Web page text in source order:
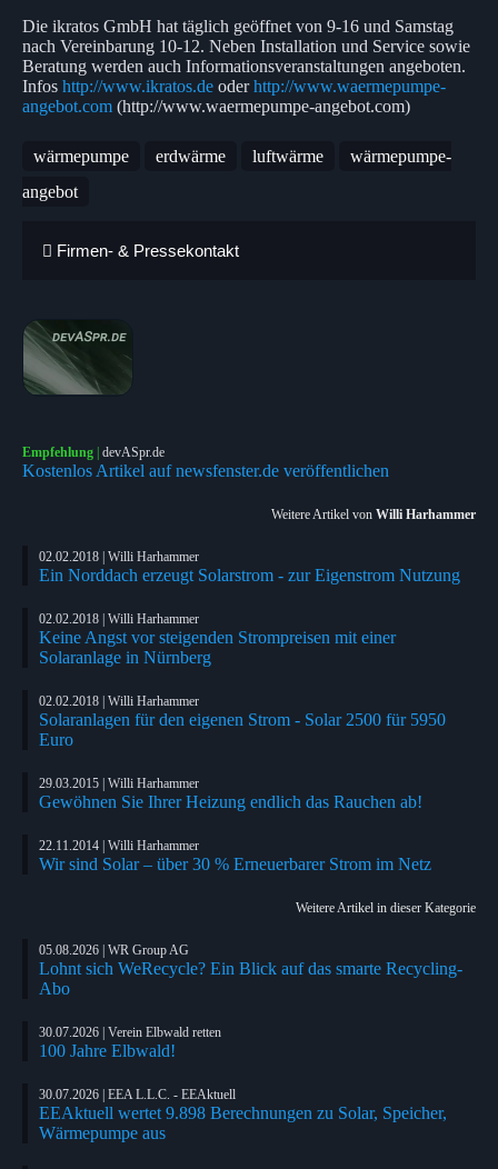
Die ikratos GmbH hat täglich geöffnet von 9-16 und Samstag
nach Vereinbarung 10-12. Neben Installation und Service sowie
Beratung werden auch Informationsveranstaltungen angeboten.
Infos http://www.ikratos.de oderhttp://www.waermepumpe-
angebot.com (http://www.waermepumpe-angebot.com)
wärmepumpe erdwärme luftwärme
wärmepumpe-
angebot
Firmen- & Pressekontakt
Empfehlung | devASpr.de
Kostenlos Artikel auf newsfenster.de veröffentlichen
Weitere Artikel von Willi Harhammer
02.02.2018 | Willi Harhammer
Ein Norddach erzeugt Solarstrom - zur Eigenstrom Nutzung
02.02.2018 | Willi Harhammer
Keine Angst vor steigenden Strompreisen mit einer
Solaranlage in Nürnberg
02.02.2018 | Willi Harhammer
Solaranlagen für den eigenen Strom - Solar 2500 für 5950
Euro
29.03.2015 | Willi Harhammer
Gewöhnen Sie Ihrer Heizung endlich das Rauchen ab!
22.11.2014 | Willi Harhammer
Wir sind Solar – über 30 % Erneuerbarer Strom im Netz
Weitere Artikel in dieser Kategorie
05.08.2026 | WR Group AG
Lohnt sich WeRecycle? Ein Blick auf das smarte Recycling-
Abo
30.07.2026 | Verein Elbwald retten
100 Jahre Elbwald!
30.07.2026 | EEA L.L.C. - EEAktuell
EEAktuell wertet 9.898 Berechnungen zu Solar, Speicher,
Wärmepumpe aus